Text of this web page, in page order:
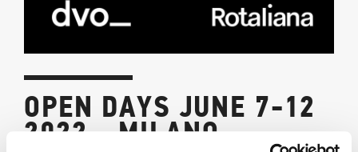
OPEN DAYS JUNE 7-12
2022 - MILANO